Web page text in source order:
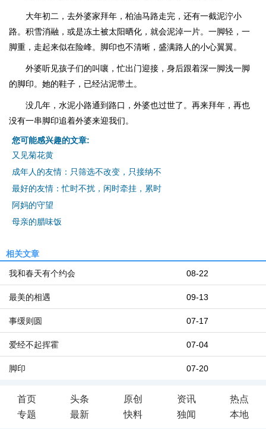
大年初二，去外婆家拜年，柏油马路走完，还有一截泥泞小
路。积雪消融，或是冻土被太阳晒化，就会泥淖一片。一脚轻，一
脚重，走起来似在险峰。脚印也不清晰，盛满路人的小心翼翼。
外婆听见孩子们的叫嚷，忙出门迎接，身后跟着深一脚浅一脚
的脚印。她的鞋子，已经沾泥带土。
没几年，水泥小路通到路口，外婆也过世了。再来拜年，再也
没有一串脚印追着外婆来迎我们。
您可能感兴趣的文章:
又见菊花黄
成年人的友情：只筛选不改变，只接纳不
最好的友情：忙时不扰，闲时牵挂，累时
阿妈的守望
母亲的腊味饭
相关文章
08-22
我和春天有个约会
09-13
最美的相遇
07-17
事缓则圆
07-04
爱经不起挥霍
07-20
脚印
首页 头条 原创 资讯
热点
专题
最新 快料 独闻 本地